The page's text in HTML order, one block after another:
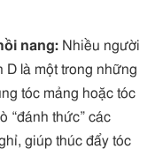
nang: Nhiều người
D là một trong những
tóc mảng hoặc tóc
“đánh thức” các
giúp thúc đẩy tóc